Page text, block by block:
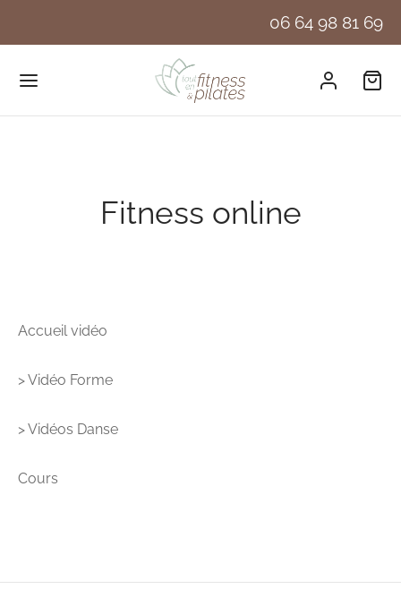
06 64 98 81 69
Fitness online
Accueil vidéo
> Vidéo Forme
> Vidéos Danse
Cours